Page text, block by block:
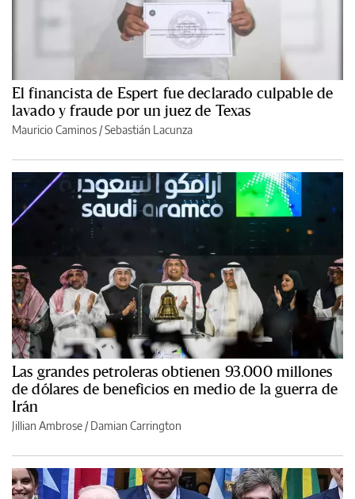
El financista de Espert fue declarado culpable de
lavado y fraude por un juez de Texas
Mauricio Caminos /Sebastián Lacunza
Las grandes petroleras obtienen 93.000 millones
de dólares de beneficios en medio de la guerra de
Irán
Jillian Ambrose / Damian Carrington